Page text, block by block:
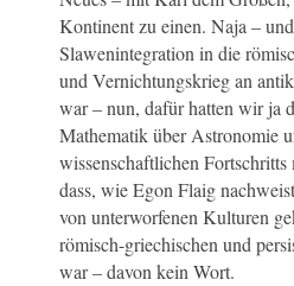
Kontinent zu einen. Naja –
Slawenintegration in die
und Vernichtungskrieg an
war – nun, dafür hatten wir ja
Mathematik über Astronomie
wissenschaftlichen
dass, wie Egon Flaig
von unterworfenen Kulturen
römisch-griechischen und
war – davon kein Wort.